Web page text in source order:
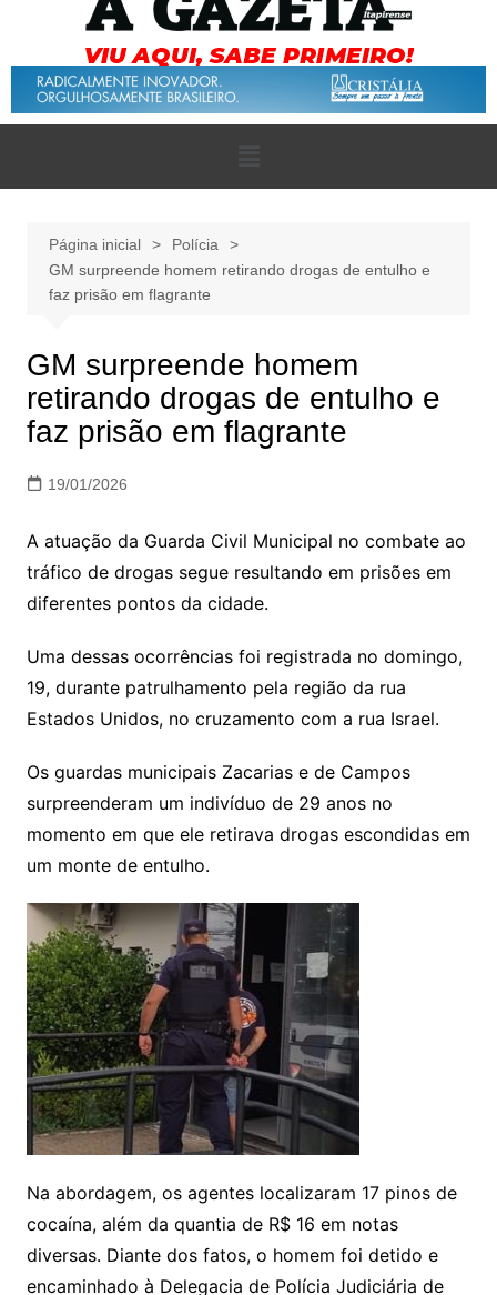
Página inicial
Polícia
GM surpreende homem retirando drogas de entulho e
faz prisão em flagrante
GM surpreende homem
retirando drogas de entulho e
faz prisão em flagrante
19/01/2026
A atuação da Guarda Civil Municipal no combate ao
tráfico de drogas segue resultando em prisões em
diferentes pontos da cidade.
Uma dessas ocorrências foi registrada no domingo,
19, durante patrulhamento pela região da rua
Estados Unidos, no cruzamento com a rua Israel.
Os guardas municipais Zacarias e de Campos
surpreenderam um indivíduo de 29 anos no
momento em que ele retirava drogas escondidas em
um monte de entulho.
Na abordagem, os agentes localizaram 17 pinos de
cocaína, além da quantia de R$ 16 em notas
diversas. Diante dos fatos, o homem foi detido e
encaminhado à Delegacia de Polícia Judiciária de